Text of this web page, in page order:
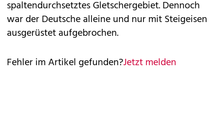
spaltendurchsetztes Gletschergebiet. Dennoch
war der Deutsche alleine und nur mit Steigeisen
ausgerüstet aufgebrochen.
Fehler im Artikel gefunden?Jetzt melden